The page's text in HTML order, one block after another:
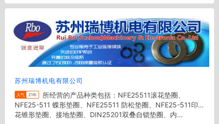
苏州瑞博机电有限公司
人气 21年
NFE25-511 蝶形垫圈、NFE25511 防松垫圈、NFE25-511印
花锥形垫圈、接地垫圈、DIN25201双叠自锁垫圈、内...